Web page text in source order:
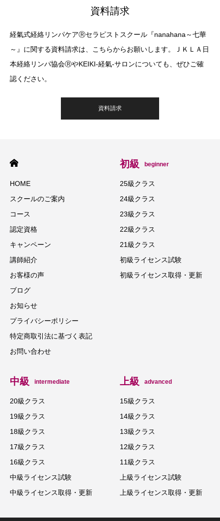
資料請求
経氣式経絡リンパケアⓇセラピストスクール『nanahana～七華
～』に関する資料請求は、こちらからお願いします。ＪＫＬＡ日
本経絡リンパ協会ⓇやKEIKI-経氣-サロンについても、ぜひご確
認ください。
資料請求
HOME
スクールのご案内
コース
認定資格
キャンペーン
講師紹介
お客様の声
ブログ
お知らせ
プライバシーポリシー
特定商取引法に基づく表記
お問い合わせ
初級 beginner
25級クラス
24級クラス
23級クラス
22級クラス
21級クラス
初級ライセンス試験
初級ライセンス取得・更新
中級 intermediate
20級クラス
19級クラス
18級クラス
17級クラス
16級クラス
中級ライセンス試験
中級ライセンス取得・更新
上級 advanced
15級クラス
14級クラス
13級クラス
12級クラス
11級クラス
上級ライセンス試験
上級ライセンス取得・更新